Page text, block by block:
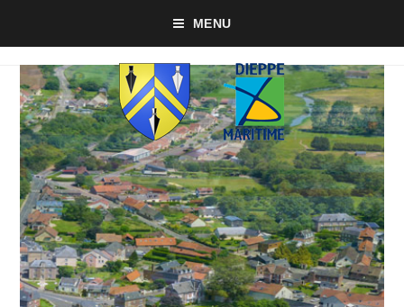
MENU